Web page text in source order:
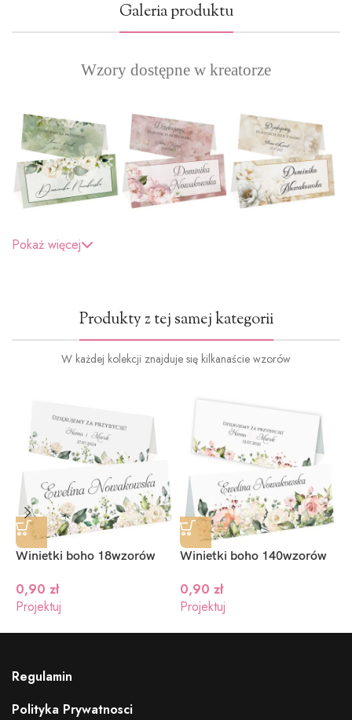
Galeria produktu
Wzory dostępne w kreatorze
Pokaż więcej
Produkty z tej samej kategorii
W każdej kolekcji znajduje się kilkanaście wzorów
Winietki boho 18wzorów
0,90 zł
Projektuj
Winietki boho 140wzorów
0,90 zł
Projektuj
Regulamin
Polityka Prywatnosci